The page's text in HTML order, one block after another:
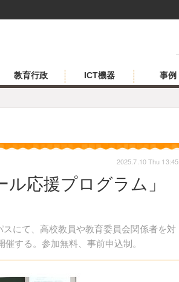
教育行政 ICT機器 事例
応援プログラム」
にて、高校教員や教育委員会関係者を対
する。参加無料、事前申込制。
2025.7.10 Thu 13:45